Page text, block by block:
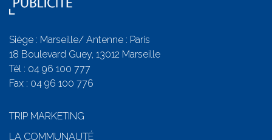
Siège : Marseille/ Antenne : Paris
18 Boulevard Guey, 13012 Marseille
Tél : 04 96 100 777
Fax : 04 96 100 776
TRIP MARKETING
LA COMMUNAUTÉ